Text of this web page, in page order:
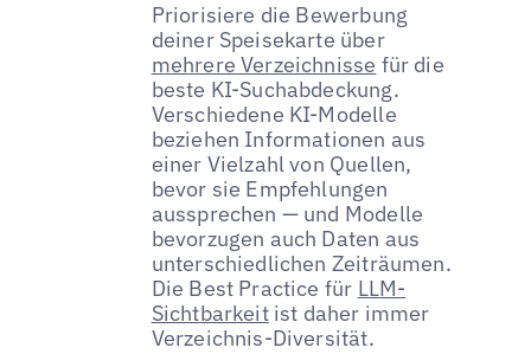
Priorisiere die Bewerbung
deiner Speisekarte über
mehrere Verzeichnisse für die
beste KI-Suchabdeckung.
Verschiedene KI-Modelle
beziehen Informationen aus
einer Vielzahl von Quellen,
bevor sie Empfehlungen
aussprechen — und Modelle
bevorzugen auch Daten aus
unterschiedlichen Zeiträumen.
Die Best Practice für LLM-
Sichtbarkeitist daher immer
Verzeichnis-Diversität.